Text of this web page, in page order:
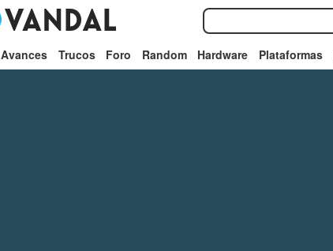
Avances Trucos Foro Random Hardware Plataformas